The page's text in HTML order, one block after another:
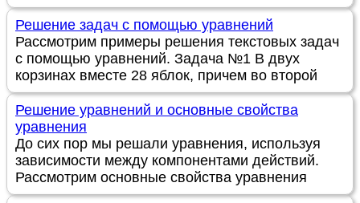
Решение задач с помощью уравнений
Рассмотрим примеры решения текстовых задач
с помощью уравнений. Задача №1 В двух
корзинах вместе 28 яблок, причем во второй
Решение уравнений и основные свойства
уравнения
До сих пор мы решали уравнения, используя
зависимости между компонентами действий.
Рассмотрим основные свойства уравнения